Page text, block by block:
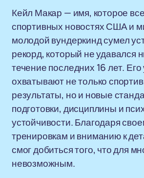
Кейл Макар — имя, которое
спортивных новостях США и
молодой вундеркинд сумел
рекорд, который не удавался
течение последних 16 лет. Его
охватывают не только
результаты, но и новые
подготовки, дисциплины и
устойчивости. Благодаря
тренировкам и вниманию к
смог добиться того, что для
невозможным.